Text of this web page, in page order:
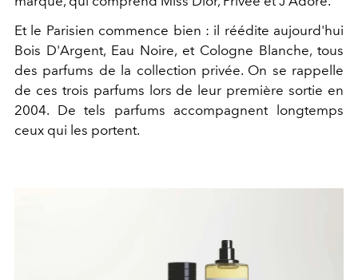
Et le Parisien commence bien : il réédite aujourd'hui
Bois D'Argent, Eau Noire, et Cologne Blanche, tous
des parfums de la collection privée. On se rappelle
de ces trois parfums lors de leur première sortie en
2004. De tels parfums accompagnent longtemps
ceux qui les portent.